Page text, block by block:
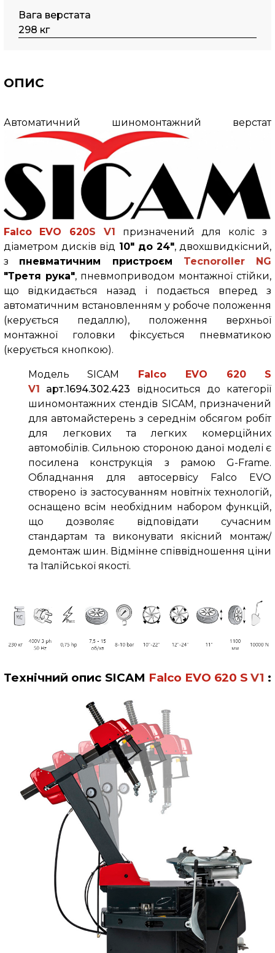
Вага верстата
298 кг
ОПИС
Автоматичний шиномонтажний верстат
Falco EVO 620S V1 призначений для коліс з
діаметром дисків від 10" до 24", двохшвидкісний,
з пневматичним пристроєм Tecnoroller NG
"Третя рука", пневмоприводом монтажної стійки,
що відкидається назад і подається вперед з
автоматичним встановленням у робоче положення
(керується педаллю), положення верхньої
монтажної головки фіксується пневматикою
(керується кнопкою).
Модель SICAM Falco EVO 620 S
V1
арт.1694.302.423
відноситься до категорії
шиномонтажних стендів SICAM, призначений
для автомайстерень з середнім обсягом робіт
для легкових та легких комерційних
автомобілів. Сильною стороною даної моделі є
посилена конструкція з рамою G-Frame.
Обладнання для автосервісу Falco EVO
створено із застосуванням новітніх технологій,
оснащено всім необхідним набором функцій,
що дозволяє відповідати сучасним
стандартам та виконувати якісний монтаж/
демонтаж шин. Відмінне співвідношення ціни
та Італійської якості.
Технічний опис SICAM Falco EVO 620 S V1 :